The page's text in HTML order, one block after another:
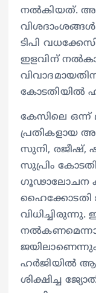
നല്‍കിയത്.
വിശദാംശങ്ങള്‍
ടിപി
ഇളവിന്
കോടതിയില്‍
കേസിലെ
പ്രതികളായ
സുനി, രജീഷ്,
സുപ്രിം
ഗൂഢാലോചന
ഹൈക്കോടതി
വിധിച്ചിരുന്നു.
ഹര്‍ജിയില്‍
ശിക്ഷിച്ച